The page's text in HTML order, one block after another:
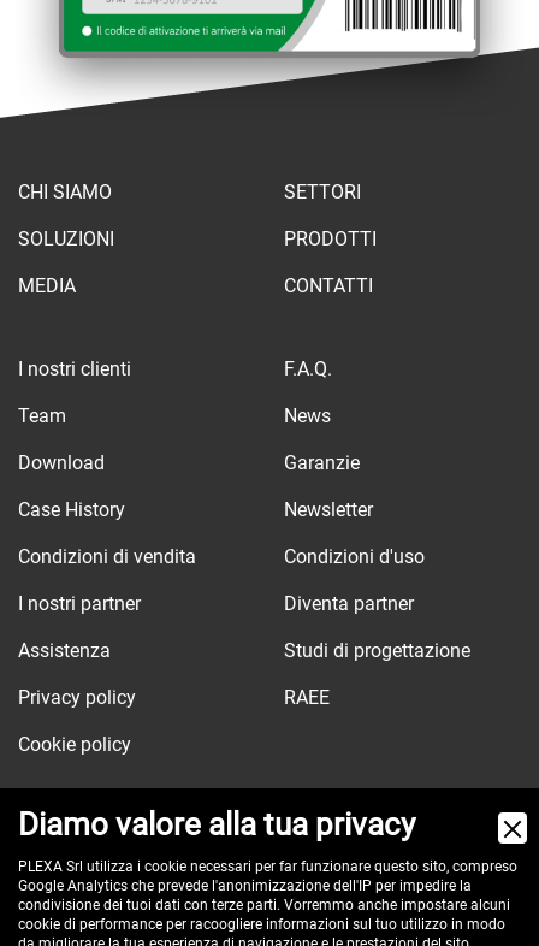
Via dell'Orologio, 103
40037 Sasso Marconi (BO) - ITALY
Tel:+390516517911
CHI SIAMO SETTORI
SOLUZIONI PRODOTTI
MEDIA CONTATTI
I nostri clienti F.A.Q.
Team News
Download Garanzie
Case History Newsletter
Condizioni di vendita Condizioni d'uso
I nostri partner Diventa partner
Assistenza Studi di progettazione
Privacy policy RAEE
Cookie policy
Diamo valore alla tua privacy
PLEXA Srl utilizza i cookie necessari per far funzionare questo sito, compreso
Google Analytics che prevede l'anonimizzazione dell'IP per impedire la
condivisione dei tuoi dati con terze parti. Vorremmo anche impostare alcuni
cookie di performance per racoogliere informazioni sul tuo utilizzo in modo